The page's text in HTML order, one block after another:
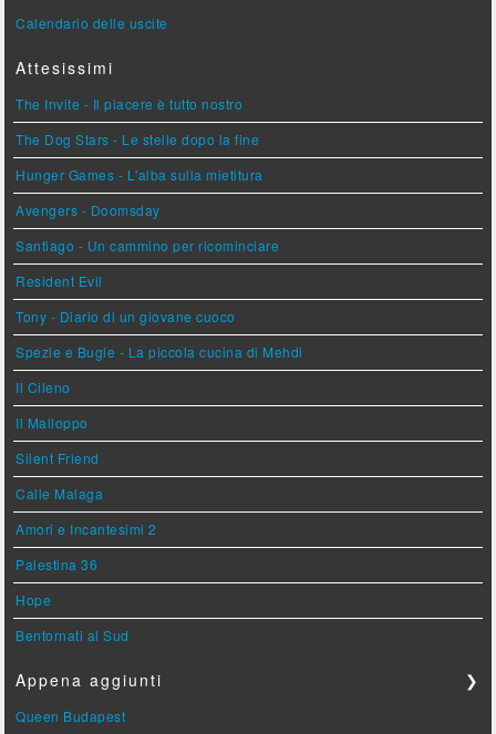
Calendario delle uscite
Attesissimi
The Invite - Il piacere è tutto nostro
The Dog Stars - Le stelle dopo la fine
Hunger Games - L'alba sulla mietitura
Avengers - Doomsday
Santiago - Un cammino per ricominciare
Resident Evil
Tony - Diario di un giovane cuoco
Spezie e Bugie - La piccola cucina di Mehdi
Il Cileno
Il Malloppo
Silent Friend
Calle Malaga
Amori e Incantesimi 2
Palestina 36
Hope
Bentornati al Sud
Appena aggiunti ❯
Queen Budapest